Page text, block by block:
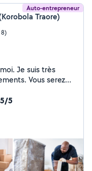
Auto-entrepreneur
Traore)
8)
serez
votre retour.
5